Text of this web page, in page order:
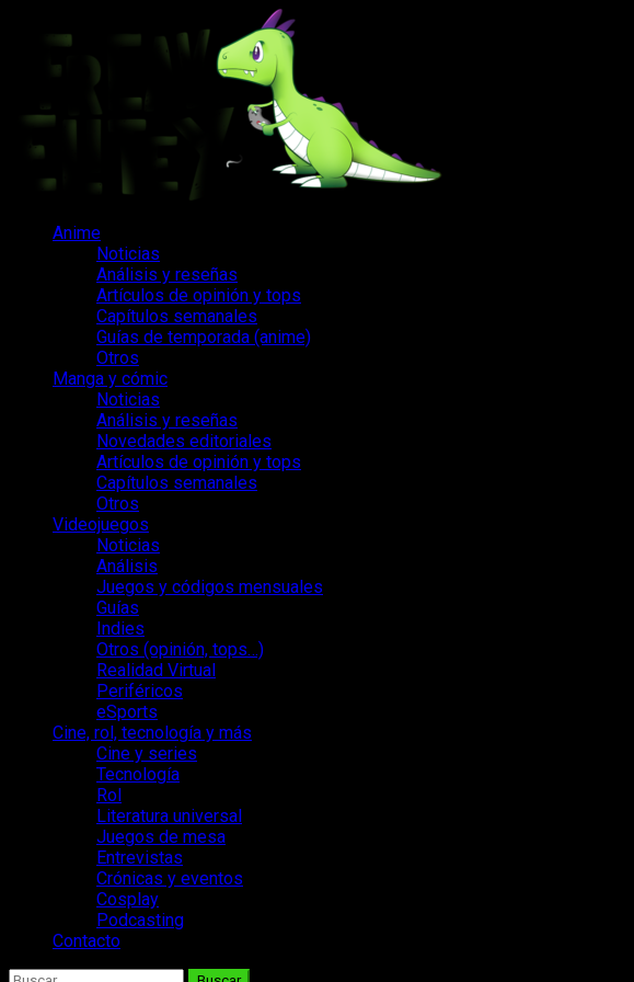
contenido
Anime
Noticias
Análisis y reseñas
Artículos de opinión y tops
Capítulos semanales
Guías de temporada (anime)
Otros
Manga y cómic
Noticias
Análisis y reseñas
Novedades editoriales
Artículos de opinión y tops
Capítulos semanales
Otros
Videojuegos
Noticias
Análisis
Juegos y códigos mensuales
Guías
Indies
Otros (opinión, tops…)
Realidad Virtual
Periféricos
eSports
Cine, rol, tecnología y más
Cine y series
Tecnología
Rol
Literatura universal
Juegos de mesa
Entrevistas
Crónicas y eventos
Cosplay
Podcasting
Contacto